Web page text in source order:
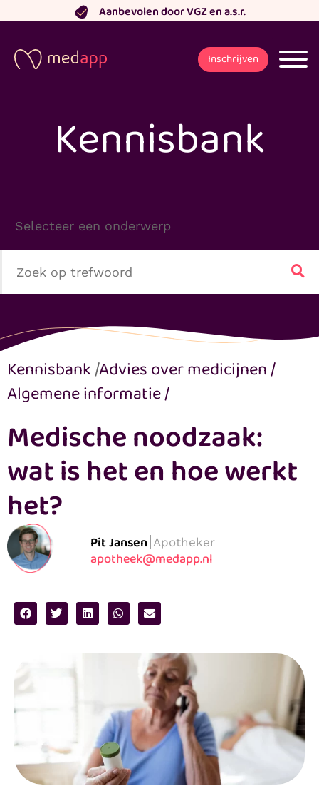
naar
inhoud
Aanbevolen door VGZ en a.s.r.
Inschrijven
Kennisbank
Kennisbank/Advies over medicijnen/
Algemene informatie/
Medische noodzaak:
wat is het en hoe werkt
het?
Pit Jansen Apotheker
apotheek@medapp.nl